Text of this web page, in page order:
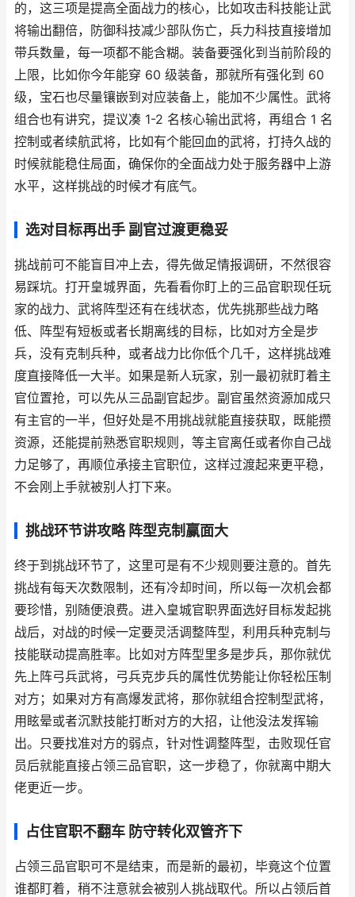
的，这三项是提高全面战力的核心，比如攻击科技能让武
将输出翻倍，防御科技减少部队伤亡，兵力科技直接增加
带兵数量，每一项都不能含糊。装备要强化到当前阶段的
上限，比如你今年能穿 60 级装备，那就所有强化到 60
级，宝石也尽量镶嵌到对应装备上，能加不少属性。武将
组合也有讲究，提议凑 1-2 名核心输出武将，再组合 1 名
控制或者续航武将，比如有个能回血的武将，打持久战的
时候就能稳住局面，确保你的全面战力处于服务器中上游
水平，这样挑战的时候才有底气。
选对目标再出手 副官过渡更稳妥
挑战前可不能盲目冲上去，得先做足情报调研，不然很容
易踩坑。打开皇城界面，先看看你盯上的三品官职现任玩
家的战力、武将阵型还有在线状态，优先挑那些战力略
低、阵型有短板或者长期离线的目标，比如对方全是步
兵，没有克制兵种，或者战力比你低个几千，这样挑战难
度直接降低一大半。如果是新人玩家，别一最初就盯着主
官位置抢，可以先从三品副官起步。副官虽然资源加成只
有主官的一半，但好处是不用挑战就能直接获取，既能攒
资源，还能提前熟悉官职规则，等主官离任或者你自己战
力足够了，再顺位承接主官职位，这样过渡起来更平稳，
不会刚上手就被别人打下来。
挑战环节讲攻略 阵型克制赢面大
终于到挑战环节了，这里可是有不少规则要注意的。首先
挑战有每天次数限制，还有冷却时间，所以每一次机会都
要珍惜，别随便浪费。进入皇城官职界面选好目标发起挑
战后，对战的时候一定要灵活调整阵型，利用兵种克制与
技能联动提高胜率。比如对方阵型里多是步兵，那你就优
先上阵弓兵武将，弓兵克步兵的属性优势能让你轻松压制
对方；如果对方有高爆发武将，那你就组合控制型武将，
用眩晕或者沉默技能打断对方的大招，让他没法发挥输
出。只要找准对方的弱点，针对性调整阵型，击败现任官
员后就能直接占领三品官职，这一步稳了，你就离中期大
佬更近一步。
占住官职不翻车 防守转化双管齐下
占领三品官职可不是结束，而是新的最初，毕竟这个位置
谁都盯着，稍不注意就会被别人挑战取代。所以占领后首